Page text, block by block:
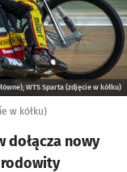
WTS Sparta (zdjęcie w kółku)
w kółku)
dołącza nowy
rodowity